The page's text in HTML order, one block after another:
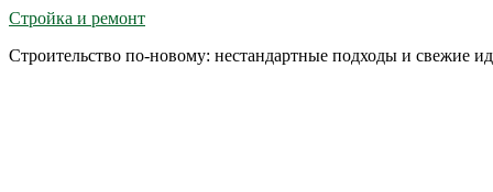
Стройка и ремонт
Строительство по-новому: нестандартные подходы и свежие